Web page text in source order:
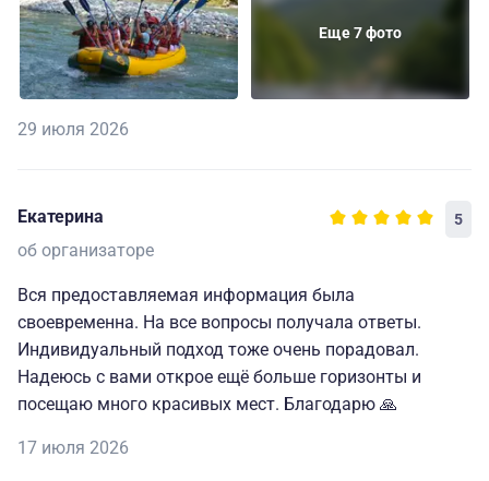
Еще 7 фото
29 июля 2026
Екатерина 5
об организаторе
Вся предоставляемая информация была
своевременна. На все вопросы получала ответы.
Индивидуальный подход тоже очень порадовал.
Надеюсь с вами открое ещё больше горизонты и
посещаю много красивых мест. Благодарю 🙏
17 июля 2026